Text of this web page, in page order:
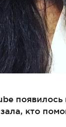
кто